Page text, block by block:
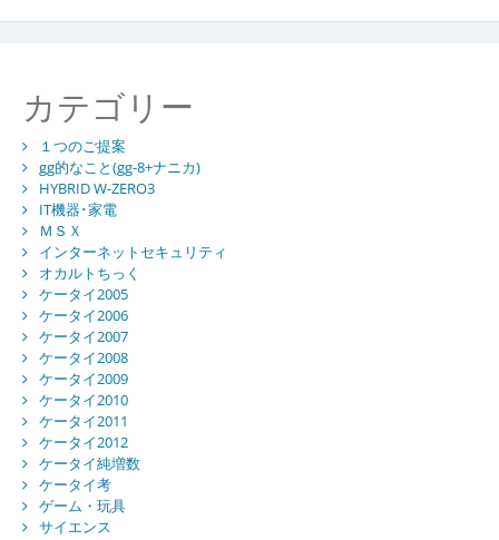
カテゴリー
１つのご提案
gg的なこと(gg-8+ナニカ)
HYBRID W-ZERO3
IT機器･家電
ＭＳＸ
インターネットセキュリティ
オカルトちっく
ケータイ2005
ケータイ2006
ケータイ2007
ケータイ2008
ケータイ2009
ケータイ2010
ケータイ2011
ケータイ2012
ケータイ純増数
ケータイ考
ゲーム・玩具
サイエンス